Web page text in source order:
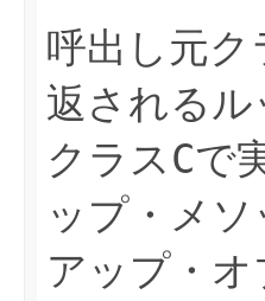
呼出し元ク
返される
クラスCで
ップ・メ
アップ・